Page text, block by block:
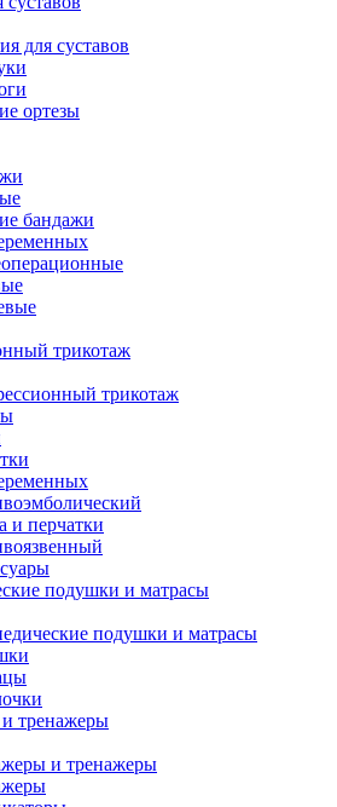
для суставов
ортезы
бандажи
трикотаж
трикотаж
и перчатки
подушки и матрасы
подушки и матрасы
тренажеры
и тренажеры